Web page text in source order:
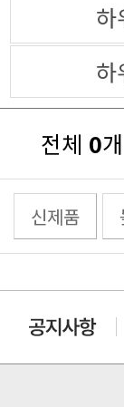
하
하
전체 0개
신제품